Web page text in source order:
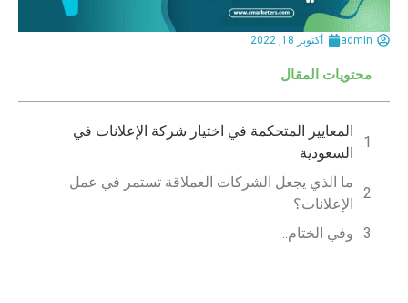
admin أكتوبر 18, 2022
محتويات المقال
المعايير المتحكمة في اختيار شركة الإعلانات في
السعودية
ما الذي يجعل الشركات العملاقة تستمر في عمل
الإعلانات؟
وفي الختام..